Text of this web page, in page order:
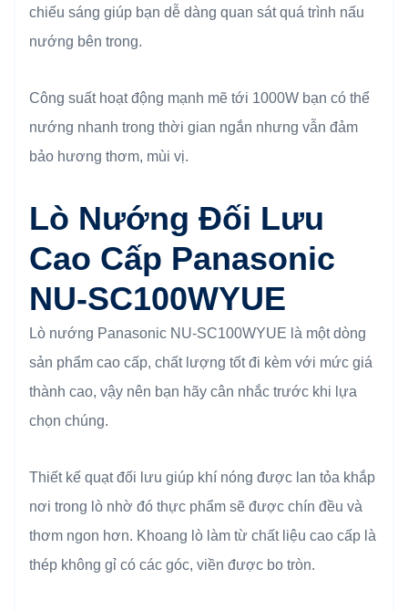
chiếu sáng giúp bạn dễ dàng quan sát quá trình nấu
nướng bên trong.
Công suất hoạt động mạnh mẽ tới 1000W bạn có thể
nướng nhanh trong thời gian ngắn nhưng vẫn đảm
bảo hương thơm, mùi vị.
Lò Nướng Đối Lưu
Cao Cấp Panasonic
NU-SC100WYUE
Lò nướng Panasonic NU-SC100WYUE là một dòng
sản phẩm cao cấp, chất lượng tốt đi kèm với mức giá
thành cao, vậy nên bạn hãy cân nhắc trước khi lựa
chọn chúng.
Thiết kế quạt đối lưu giúp khí nóng được lan tỏa khắp
nơi trong lò nhờ đó thực phẩm sẽ được chín đều và
thơm ngon hơn. Khoang lò làm từ chất liệu cao cấp là
thép không gỉ có các góc, viền được bo tròn.